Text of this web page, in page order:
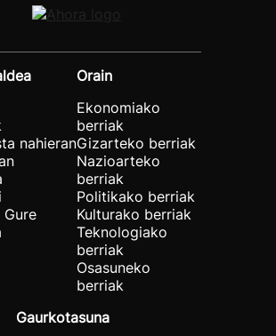
nahieran
Gure
Orain
Ekonomiako
berriak
Gizarteko berriak
Nazioarteko
berriak
Politikako berriak
Kulturako berriak
Teknologiako
berriak
Osasuneko
berriak
Gaurkotasuna